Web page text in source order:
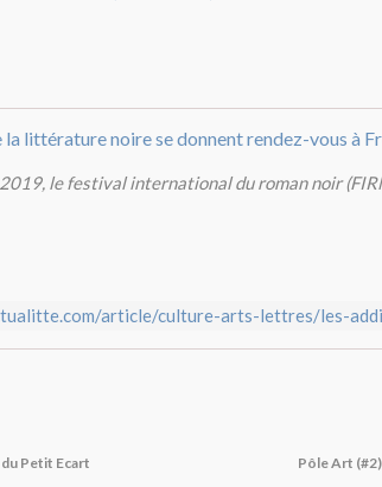
le festival international du roman noir
Petit Ecart Pôle Art